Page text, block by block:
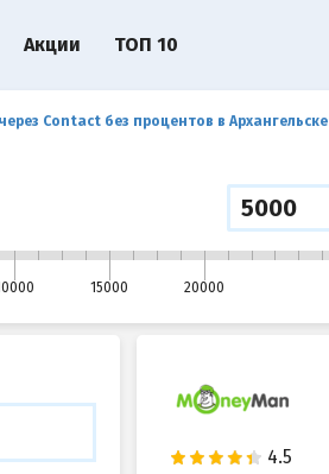
Contact без процентов в Архангельске
15000 20000
Акции ТОП 10